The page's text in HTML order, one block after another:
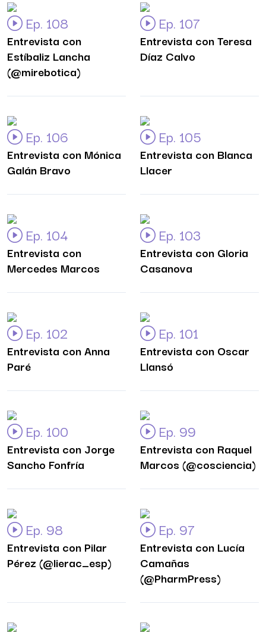
Ep. 108
Entrevista con
Estíbaliz Lancha
(@mirebotica)
Ep. 107
Entrevista con Teresa
Díaz Calvo
Ep. 106
Entrevista con Mónica
Galán Bravo
Ep. 105
Entrevista con Blanca
Llacer
Ep. 104
Entrevista con
Mercedes Marcos
Ep. 103
Entrevista con Gloria
Casanova
Ep. 102
Entrevista con Anna
Paré
Ep. 101
Entrevista con Oscar
Llansó
Ep. 100
Entrevista con Jorge
Sancho Fonfría
Ep. 99
Entrevista con Raquel
Marcos (@cosciencia)
Ep. 98
Entrevista con Pilar
Pérez (@lierac_esp)
Ep. 97
Entrevista con Lucía
Camañas
(@PharmPress)